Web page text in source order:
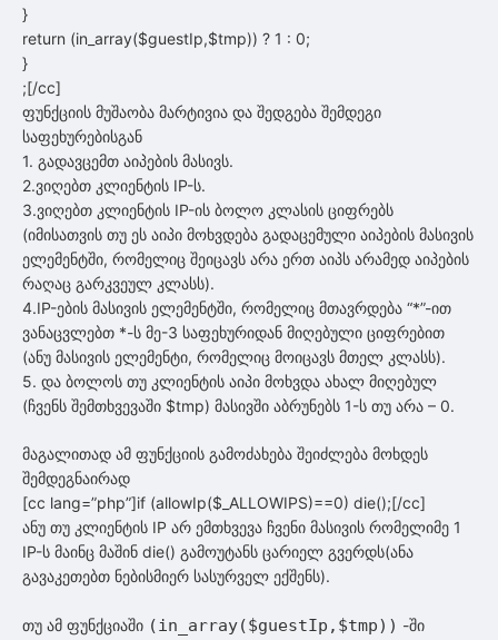
}
return (in_array($guestIp,$tmp)) ? 1 : 0;
}
;[/cc]
ფუნქციის მუშაობა მარტივია და შედგება შემდეგი
საფეხურებისგან
1. გადავცემთ აიპების მასივს.
2.ვიღებთ კლიენტის IP-ს.
3.ვიღებთ კლიენტის IP-ის ბოლო კლასის ციფრებს
(იმისათვის თუ ეს აიპი მოხვდება გადაცემული აიპების მასივის
ელემენტში, რომელიც შეიცავს არა ერთ აიპს არამედ აიპების
რაღაც გარკვეულ კლასს).
4.IP-ების მასივის ელემენტში, რომელიც მთავრდება “*”-ით
ვანაცვლებთ *-ს მე-3 საფეხურიდან მიღებული ციფრებით
(ანუ მასივის ელემენტი, რომელიც მოიცავს მთელ კლასს).
5. და ბოლოს თუ კლიენტის აიპი მოხვდა ახალ მიღებულ
(ჩვენს შემთხვევაში $tmp) მასივში აბრუნებს 1-ს თუ არა – 0.
მაგალითად ამ ფუნქციის გამოძახება შეიძლება მოხდეს
შემდეგნაირად
[cc lang=”php”]if (allowIp($_ALLOWIPS)==0) die();[/cc]
ანუ თუ კლიენტის IP არ ემთხვევა ჩვენი მასივის რომელიმე 1
IP-ს მაინც მაშინ die() გამოუტანს ცარიელ გვერდს(ანა
გავაკეთებთ ნებისმიერ სასურველ ექშენს).
თუ ამ ფუნქციაში (in_array($guestIp,$tmp)) -ში